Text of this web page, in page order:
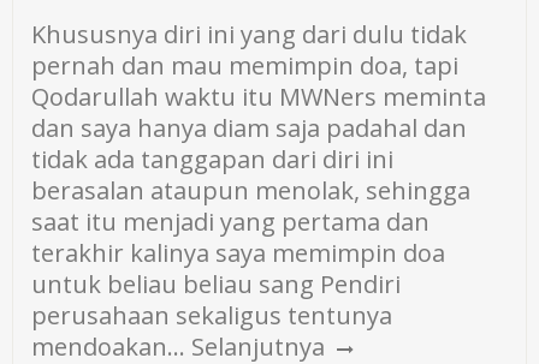
Khususnya diri ini yang dari dulu tidak
pernah dan mau memimpin doa, tapi
Qodarullah waktu itu MWNers meminta
dan saya hanya diam saja padahal dan
tidak ada tanggapan dari diri ini
berasalan ataupun menolak, sehingga
saat itu menjadi yang pertama dan
terakhir kalinya saya memimpin doa
untuk beliau beliau sang Pendiri
perusahaan sekaligus tentunya
mendoakan… Selanjutnya